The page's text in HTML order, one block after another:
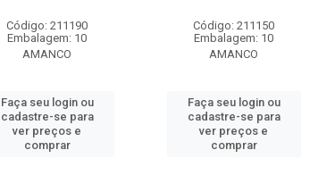
Código: 211190
Embalagem: 10
AMANCO
Faça seu login ou
cadastre-se para
ver preços e
comprar
Código: 211150
Embalagem: 10
AMANCO
Faça seu login ou
cadastre-se para
ver preços e
comprar